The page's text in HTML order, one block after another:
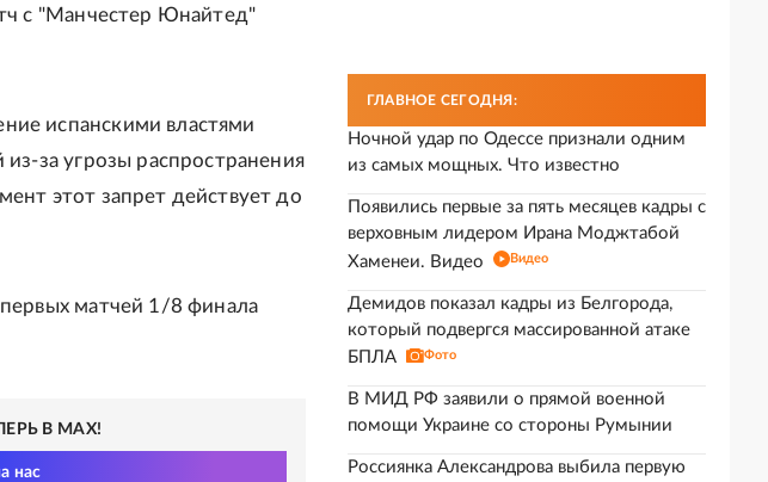
с "Манчестер Юнайтед"
испанскими властями
за угрозы распространения
этот запрет действует до
матчей 1/8 финала
В MAX!
нас
ГЛАВНОЕ СЕГОДНЯ:
Ночной удар по Одессе признали одним
из самых мощных. Что известно
Появились первые за пять месяцев кадры с
верховным лидером Ирана Моджтабой
Хаменеи. Видео
Видео
Демидов показал кадры из Белгорода,
который подвергся массированной атаке
БПЛА
Фото
В МИД РФ заявили о прямой военной
помощи Украине со стороны Румынии
Россиянка Александрова выбила первую